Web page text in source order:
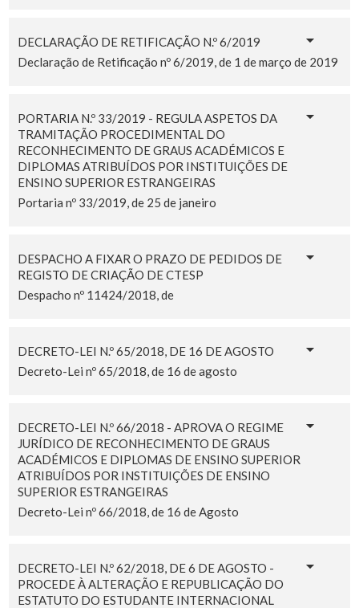
DECLARAÇÃO DE RETIFICAÇÃO N.º 6/2019
Declaração de Retificação nº 6/2019, de 1 de março de 2019
PORTARIA N.º 33/2019 - REGULA ASPETOS DA
TRAMITAÇÃO PROCEDIMENTAL DO
RECONHECIMENTO DE GRAUS ACADÉMICOS E
DIPLOMAS ATRIBUÍDOS POR INSTITUIÇÕES DE
ENSINO SUPERIOR ESTRANGEIRAS
Portaria nº 33/2019, de 25 de janeiro
DESPACHO A FIXAR O PRAZO DE PEDIDOS DE
REGISTO DE CRIAÇÃO DE CTESP
Despacho nº 11424/2018, de
DECRETO-LEI N.º 65/2018, DE 16 DE AGOSTO
Decreto-Lei nº 65/2018, de 16 de agosto
DECRETO-LEI N.º 66/2018 - APROVA O REGIME
JURÍDICO DE RECONHECIMENTO DE GRAUS
ACADÉMICOS E DIPLOMAS DE ENSINO SUPERIOR
ATRIBUÍDOS POR INSTITUIÇÕES DE ENSINO
SUPERIOR ESTRANGEIRAS
Decreto-Lei nº 66/2018, de 16 de Agosto
DECRETO-LEI N.º 62/2018, DE 6 DE AGOSTO -
PROCEDE À ALTERAÇÃO E REPUBLICAÇÃO DO
ESTATUTO DO ESTUDANTE INTERNACIONAL